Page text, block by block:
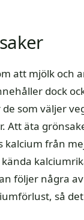
att mjölk och
dock
som väljer
Att äta
kalcium från
följer några
så